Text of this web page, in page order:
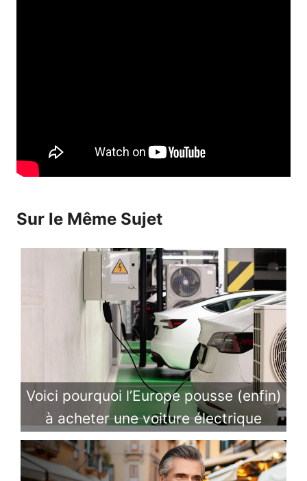
Sur le Même Sujet
Voici pourquoi l’Europe pousse (enfin)
à acheter une voiture électrique